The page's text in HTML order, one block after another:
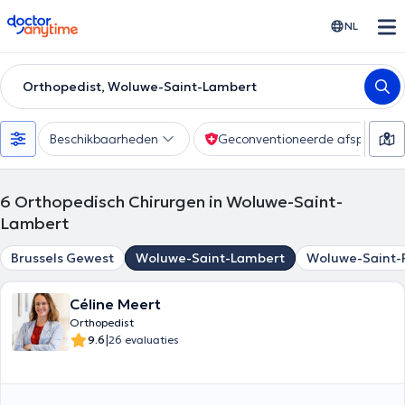
doctoranytime NL
Orthopedist, Woluwe-Saint-Lambert
Beschikbaarheden Geconventioneerde afspraak
6 Orthopedisch Chirurgen in Woluwe-Saint-
Lambert
Brussels Gewest Woluwe-Saint-Lambert Woluwe-Saint-
Céline Meert
Orthopedist
9.6|26 evaluaties